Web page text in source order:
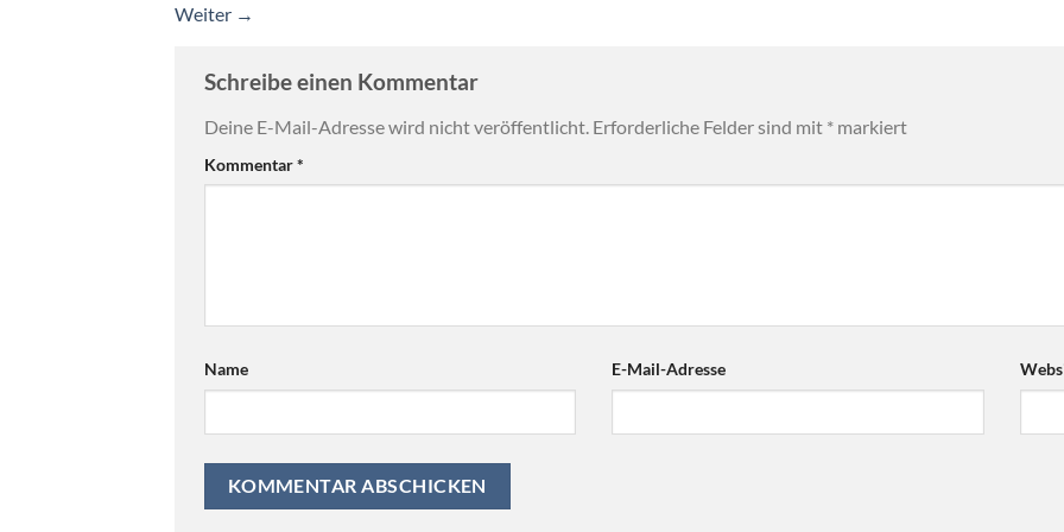
Weiter →
Schreibe einen Kommentar
Deine E-Mail-Adresse wird nicht veröffentlicht. Erforderliche Felder sind mit * markiert
Kommentar*
Name E-Mail-Adresse